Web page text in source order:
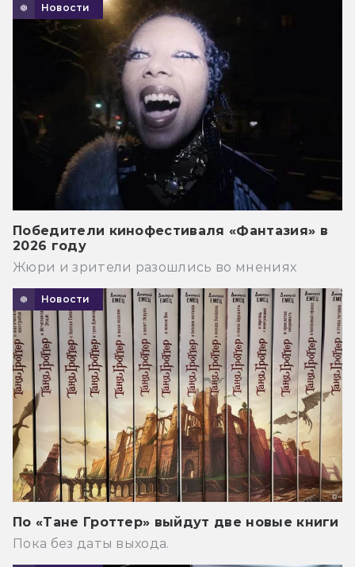
Новости
Победители кинофестиваля «Фантазия» в
2026 году
Жюри и зрители разошлись во мнениях
Новости
По «Тане Гроттер» выйдут две новые книги
Пока без даты выхода.